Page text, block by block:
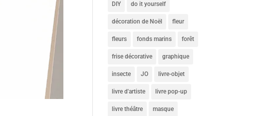
DIY do it yourself
décoration de Noël fleur
fleurs fonds marins forêt
frise décorative graphique
insecte JO livre-objet
livre d'artiste livre pop-up
livre théâtre masque